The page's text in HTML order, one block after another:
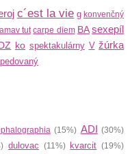
c´est la vie g konvenčný
tut carpe diem BA sexepíl
ko spektakulárny V žúrka
(15%) ADI (30%)
dulovac (11%) kvarcit (19%)